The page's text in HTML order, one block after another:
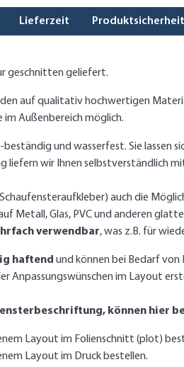
Lieferzeit Produktsicherheit
geschnitten geliefert.
auf qualitativ hochwertigen
im Außenbereich möglich.
und wasserfest. Sie lassen
liefern wir Ihnen selbstverständlich
auch die
Metall, Glas, PVC und anderen
verwendbar, was z.B. für
haftend und können bei Bedarf
Anpassungswünschen im Layout
können hier
Layout im Folienschnitt (plot)
Layout im Druck bestellen.